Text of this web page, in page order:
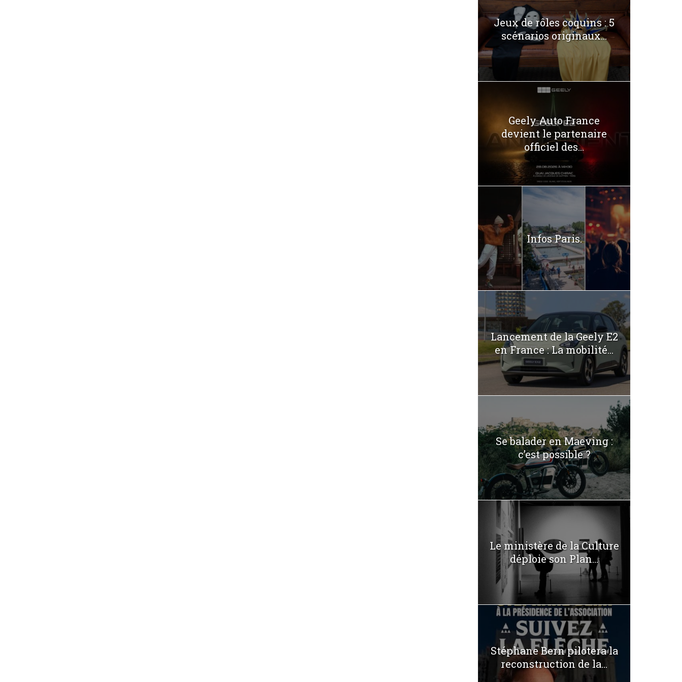
Jeux de rôles coquins : 5
scénarios originaux...
Geely Auto France
devient le partenaire
officiel des...
Infos Paris.
Lancement de la Geely E2
en France : La mobilité...
Se balader en Maeving :
c’est possible ?
Le ministère de la Culture
déploie son Plan...
Stéphane Bern pilotera la
reconstruction de la...